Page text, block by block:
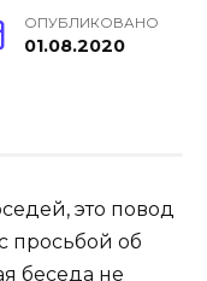
ОПУБЛИКОВАНО
01.08.2020
это повод
просьбой об
беседа не